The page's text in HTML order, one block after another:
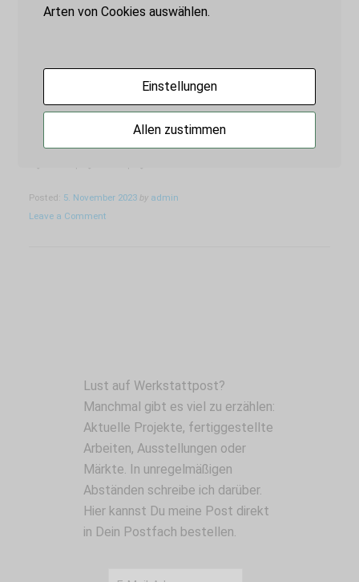
auf den Boden fallen
TISCH
EIN
TISCH,
IST
Käsepappel | Kintsugi
Möbelreparatur | Muster | Perlmutt | Schellack |
Posted: 5. November 2023 by admin
Leave a Comment
Lust auf Werkstattpost?
Manchmal gibt es viel zu erzählen:
Aktuelle Projekte, fertiggestellte
Arbeiten, Ausstellungen oder
Märkte. In unregelmäßigen
Abständen schreibe ich darüber.
Hier kannst Du meine Post direkt
in Dein Postfach bestellen.
Arten von Cookies auswählen.
Einstellungen
Allen zustimmen